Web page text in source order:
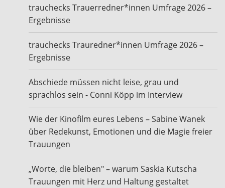
trauchecks Trauerredner*innen Umfrage 2026 –
Ergebnisse
trauchecks Trauredner*innen Umfrage 2026 –
Ergebnisse
Abschiede müssen nicht leise, grau und
sprachlos sein - Conni Köpp im Interview
Wie der Kinofilm eures Lebens – Sabine Wanek
über Redekunst, Emotionen und die Magie freier
Trauungen
„Worte, die bleiben" – warum Saskia Kutscha
Trauungen mit Herz und Haltung gestaltet